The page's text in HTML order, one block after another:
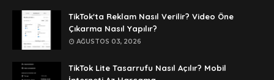
şifre ne
TikTok'ta Reklam Nasıl Verilir? Video Öne
Çıkarma Nasıl Yapılır?
AĞUSTOS 03, 2026
TikTok Lite Tasarrufu Nasıl Açılır? Mobil